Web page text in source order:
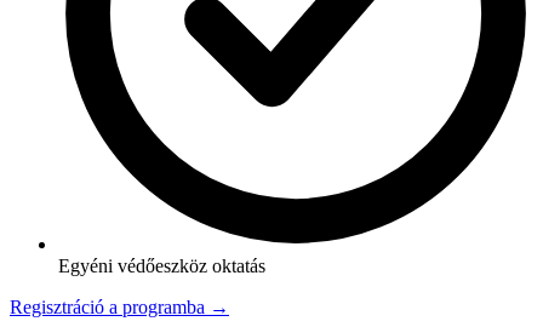
Egyéni védőeszköz oktatás
Regisztráció a programba →